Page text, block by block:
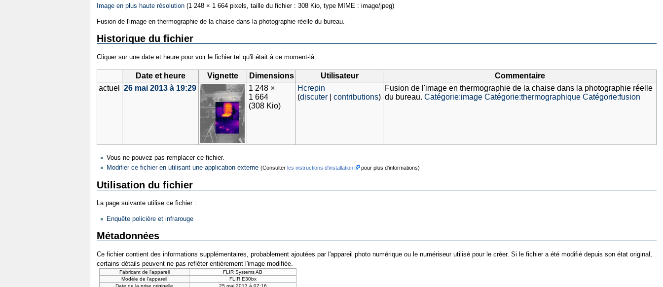
Image en plus haute résolution (1 248 × 1 664 pixels, taille du fichier : 308 Kio, type MIME : image/jpeg)
Fusion de l'image en thermographie de la chaise dans la photographie réelle du bureau.
Historique du fichier
Cliquer sur une date et heure pour voir le fichier tel qu'il était à ce moment-là.
Date et heure Vignette Dimensions Utilisateur
Commentaire
actuel
26 mai 2013 à 19:29
1 248 ×
1 664
(308 Kio)
Hcrepin
(discuter |contributions)
Fusion de l'image en thermographie de la chaise dans la photographie réelle
du bureau.Catégorie:image Catégorie:thermographique Catégorie:fusion
Vous ne pouvez pas remplacer ce fichier.
Modifier ce fichier en utilisant une application externe (Consulter les instructions d'installation pour plus d'informations)
Utilisation du fichier
La page suivante utilise ce fichier :
Enquête policière et infrarouge
Métadonnées
Ce fichier contient des informations supplémentaires, probablement ajoutées par l'appareil photo numérique ou le numériseur utilisé pour le créer. Si le fichier a été modifié depuis son état original,
certains détails peuvent ne pas refléter entièrement l'image modifiée.
Fabricant de l'appareil
FLIR Systems AB
Modèle de l'appareil
FLIR E30bx
Date de la prise originelle
25 mai 2013 à 07:16